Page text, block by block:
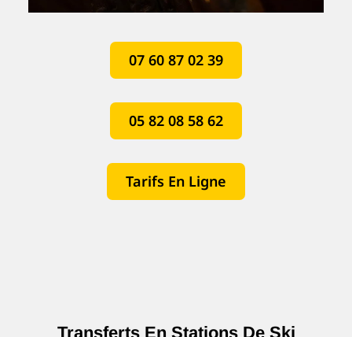
07 60 87 02 39
05 82 08 58 62
Tarifs En Ligne
Transferts En Stations De Ski